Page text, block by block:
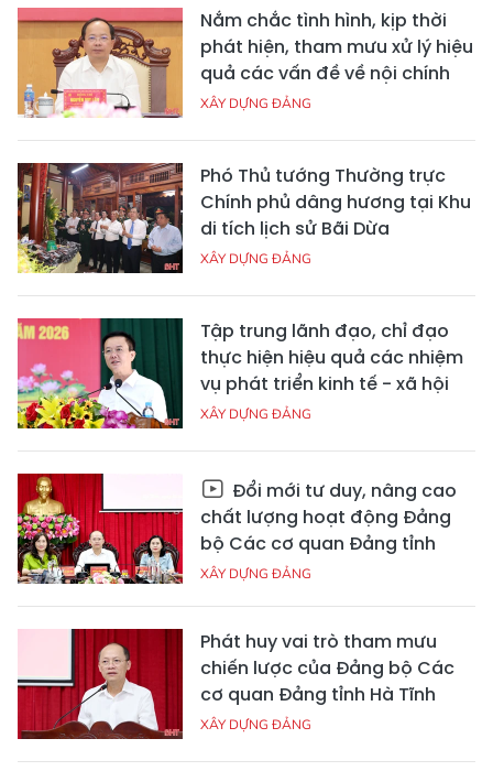
Nắm chắc tình hình, kịp thời
phát hiện, tham mưu xử lý hiệu
quả các vấn đề về nội chính
XÂY DỰNG ĐẢNG
Phó Thủ tướng Thường trực
Chính phủ dâng hương tại Khu
di tích lịch sử Bãi Dừa
XÂY DỰNG ĐẢNG
Tập trung lãnh đạo, chỉ đạo
thực hiện hiệu quả các nhiệm
vụ phát triển kinh tế - xã hội
XÂY DỰNG ĐẢNG
Đổi mới tư duy, nâng cao
chất lượng hoạt động Đảng
bộ Các cơ quan Đảng tỉnh
XÂY DỰNG ĐẢNG
Phát huy vai trò tham mưu
chiến lược của Đảng bộ Các
cơ quan Đảng tỉnh Hà Tĩnh
XÂY DỰNG ĐẢNG